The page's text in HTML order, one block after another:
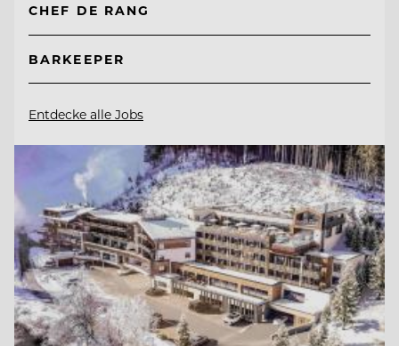
CHEF DE RANG
BARKEEPER
Entdecke alle Jobs